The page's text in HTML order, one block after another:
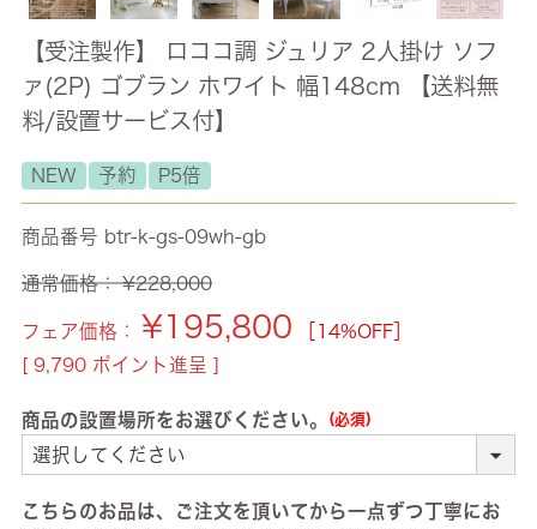
【受注製作】 ロココ調 ジュリア 2人掛け ソフ
ァ(2P) ゴブラン ホワイト 幅148cm 【送料無
料/設置サービス付】
NEW 予約 P5倍
商品番号 btr-k-gs-09wh-gb
通常価格： ¥228,000
フェア価格： ¥195,800
［14%OFF］
[ 9,790 ポイント進呈 ]
商品の設置場所をお選びください。
こちらのお品は、ご注文を頂いてから一点ずつ丁寧にお